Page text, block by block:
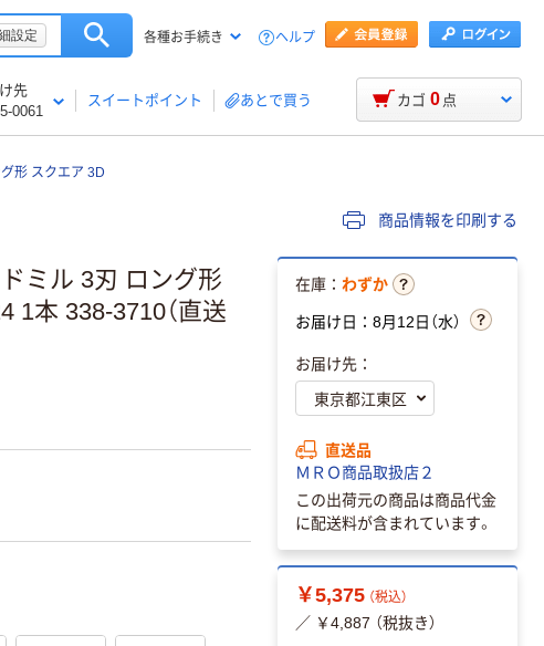
設定 各種お手続き ヘルプ
先
0061
スイートポイント あとで買う カゴ 0 点
形 スクエア 3D
商品情報を印刷する
ミル 3刃 ロング形
1本 338-3710（直送
在庫： わずか
お届け日：8月12日（水）
お届け先：
直送品
ＭＲＯ商品取扱店２
この出荷元の商品は商品代金
に配送料が含まれています。
￥5,375 （税込）
／ ￥4,887 （税抜き）